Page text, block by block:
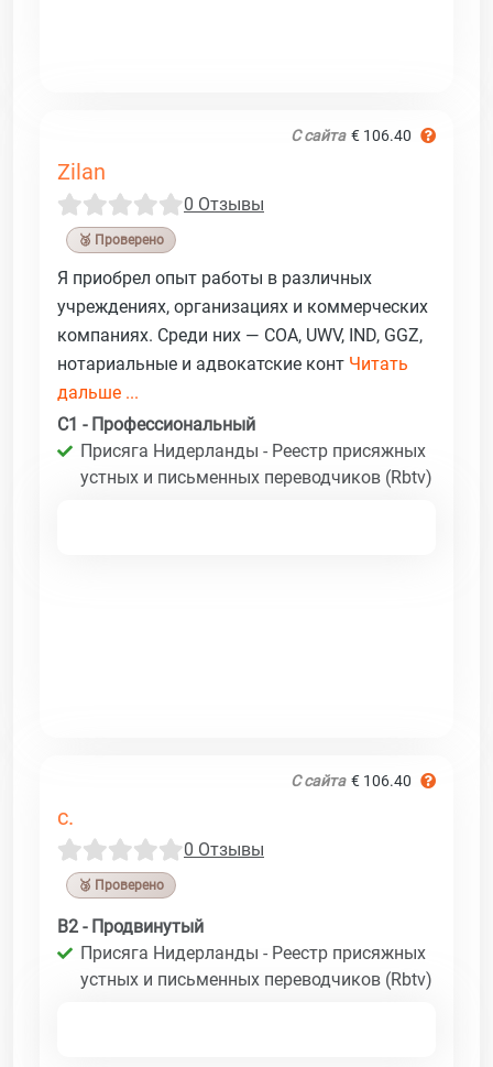
С сайта € 106.40
Zilan
0 Отзывы
🥉 Проверено
Я приобрел опыт работы в различных
учреждениях, организациях и коммерческих
компаниях. Среди них — COA, UWV, IND, GGZ,
нотариальные и адвокатские конт Читать
дальше ...
C1 - Профессиональный
Присяга Нидерланды - Реестр присяжных
устных и письменных переводчиков (Rbtv)
С сайта € 106.40
c.
0 Отзывы
🥉 Проверено
B2 - Продвинутый
Присяга Нидерланды - Реестр присяжных
устных и письменных переводчиков (Rbtv)